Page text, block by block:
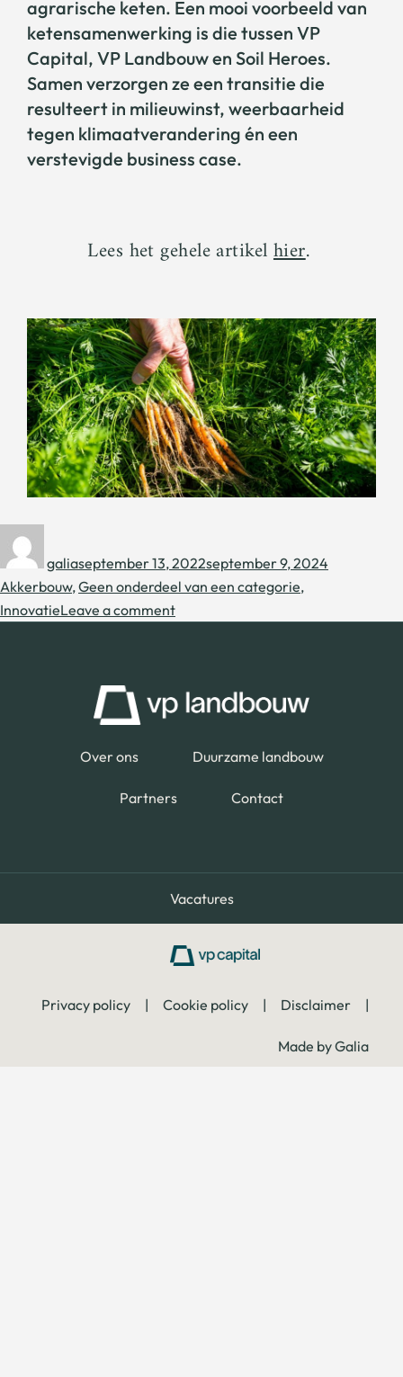
agrarische keten. Een mooi voorbeeld van
ketensamenwerking is die tussen VP
Capital, VP Landbouw en Soil Heroes.
Samen verzorgen ze een transitie die
resulteert in milieuwinst, weerbaarheid
tegen klimaatverandering én een
verstevigde business case.
Lees het gehele artikelhier.
galiaseptember 13, 2022september 9, 2024
Akkerbouw,Geen onderdeel van een categorie,
InnovatieLeave a comment
Over ons Duurzame landbouw
Partners Contact
Vacatures
Privacy policy | Cookie policy | Disclaimer |
Made by Galia